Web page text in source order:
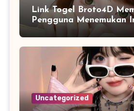
Link Togel Broto4D
Pengguna Menemukan
Melalui Akses yang
Uncategorized